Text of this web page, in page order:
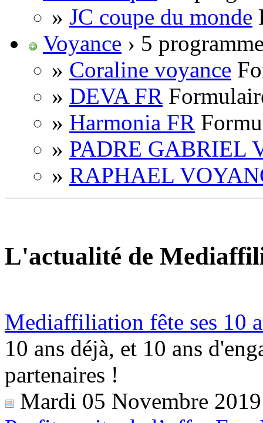
» JC coupe du monde
Voyance › 5
» Coraline voyance
» DEVA FR
» Harmonia FR
» PADRE GABRIEL
» RAPHAEL
L'actualité de
Mediaffiliation fête ses 10
10 ans déjà, et 10 ans
partenaires !
Mardi 05 Novembre 2019